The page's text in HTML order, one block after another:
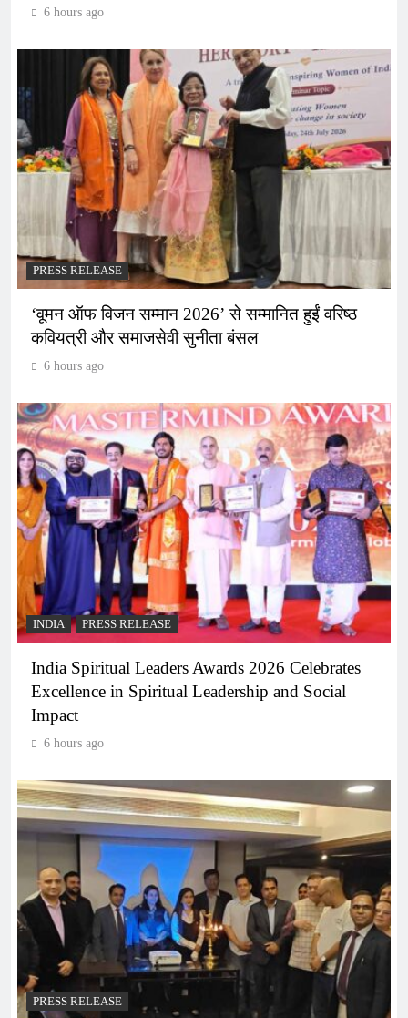
6 hours ago
PRESS RELEASE
‘वूमन ऑफ विजन सम्मान 2026’ से सम्मानित हुईं वरिष्ठ
कवियत्री और समाजसेवी सुनीता बंसल
6 hours ago
INDIA PRESS RELEASE
India Spiritual Leaders Awards 2026 Celebrates
Excellence in Spiritual Leadership and Social
Impact
6 hours ago
PRESS RELEASE